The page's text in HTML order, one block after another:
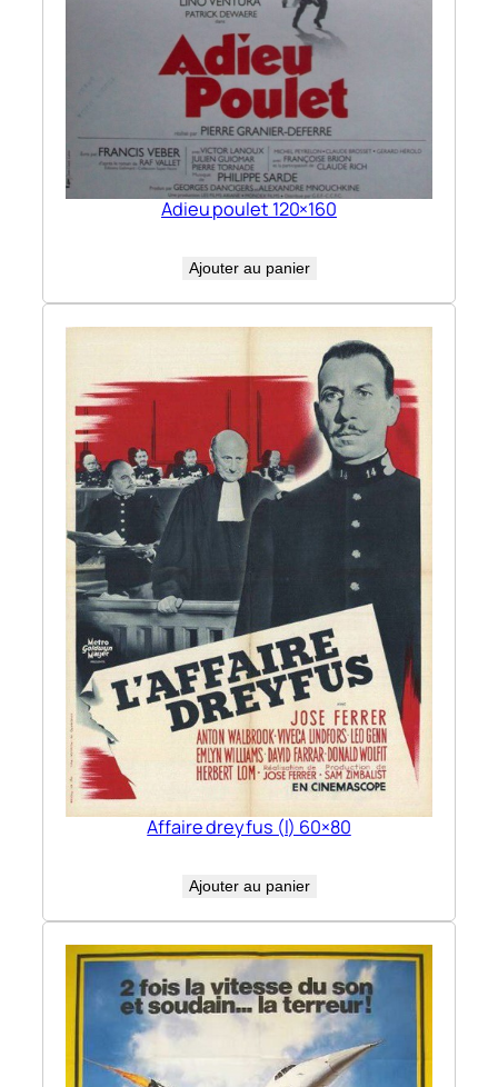
Adieu poulet 120×160
Ajouter au panier
Affaire dreyfus (l) 60×80
Ajouter au panier